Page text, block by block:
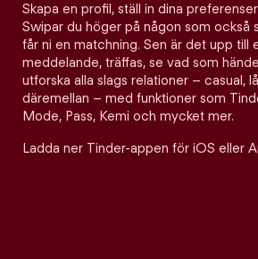
Skapa en profil, ställ in dina
Swipar du höger på någon som också
får ni en matchning. Sen är det upp till
meddelande, träffas, se vad som
utforska alla slags relationer – casual,
däremellan – med funktioner som
Mode, Pass, Kemi och mycket mer.
Ladda ner Tinder-appen för iOS eller